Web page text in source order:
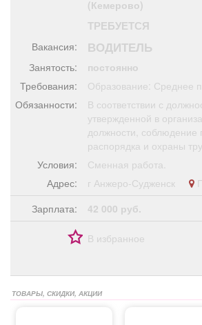
Обучение
Товары Поздравления
ТВ программа Я - пенсионер
(Кемерово)
ТРЕБУЕТСЯ
Вакансия: ВОДИТЕЛЬ
Занятость:
постоянно
Требования:
Образование: Среднее
Обязанности:
В соответствии с
утвержденной в
должности, соблюдение
распорядка и охраны
Условия:
Сменная работа.
Адрес:
г Анжеро-Судженск
Зарплата:
42 000 руб.
В избранное
ТОВАРЫ, СКИДКИ, АКЦИИ